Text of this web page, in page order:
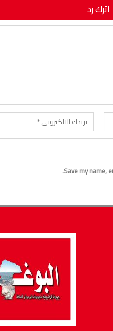
اترك رد
بريدك الإلكتروني.
Save my name,